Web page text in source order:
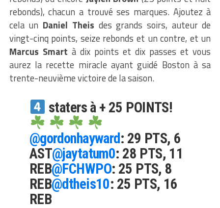
rebonds), chacun a trouvé ses marques. Ajoutez à
cela un Daniel Theis des grands soirs, auteur de
vingt-cinq points, seize rebonds et un contre, et un
Marcus Smart à dix points et dix passes et vous
aurez la recette miracle ayant guidé Boston à sa
trente-neuvième victoire de la saison.
staters à + 25 POINTS!
@gordonhayward: 29 PTS, 6
AST@jaytatum0: 28 PTS, 11
REB@FCHWPO: 25 PTS, 8
REB@dtheis10: 25 PTS, 16
REB